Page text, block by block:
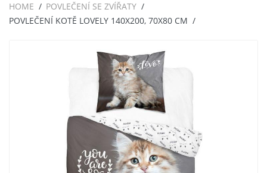
HOME
POVLEČENÍ SE ZVÍŘATY
POVLEČENÍ KOTĚ LOVELY 140X200, 70X80 CM